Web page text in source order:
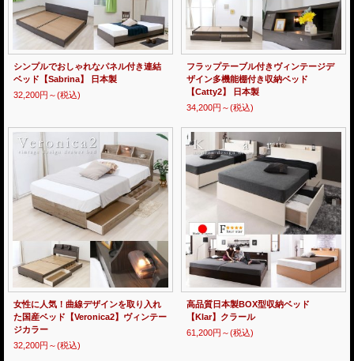
シンプルでおしゃれなパネル付き連結
ベッド【Sabrina】 日本製
32,200円～(税込)
フラップテーブル付きヴィンテージデ
ザイン多機能棚付き収納ベッド
【Catty2】 日本製
34,200円～(税込)
女性に人気！曲線デザインを取り入れ
た国産ベッド【Veronica2】ヴィンテー
ジカラー
32,200円～(税込)
高品質日本製BOX型収納ベッド
【Klar】クラール
61,200円～(税込)